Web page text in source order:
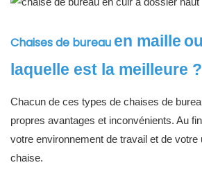
Chaises de bureau en maille
laquelle est la meilleure ?
Chacun de ces types de chaises de
propres avantages et inconvénients. Au
votre environnement de travail et de votre
chaise.